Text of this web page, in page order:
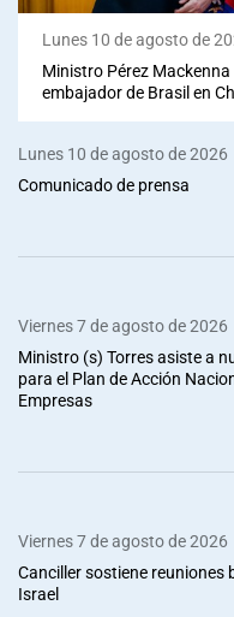
Lunes 10 de agosto de
Ministro Pérez
embajador de Brasil en
Lunes 10 de agosto de 2026
Comunicado de prensa
Viernes 7 de agosto de 2026
Ministro (s) Torres asiste a
para el Plan de Acción
Empresas
Viernes 7 de agosto de 2026
Canciller sostiene reuniones
Israel